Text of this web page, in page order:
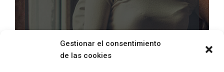
Gestionar el consentimiento
de las cookies